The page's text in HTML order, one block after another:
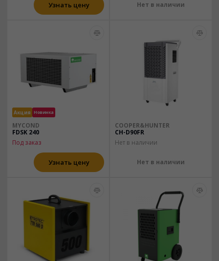
Узнать цену Нет в наличии
Акция Новинка
MYCOND
FDSK 240
Под заказ
Узнать цену
COOPER&HUNTER
CH-D90FR
Нет в наличии
Нет в наличии